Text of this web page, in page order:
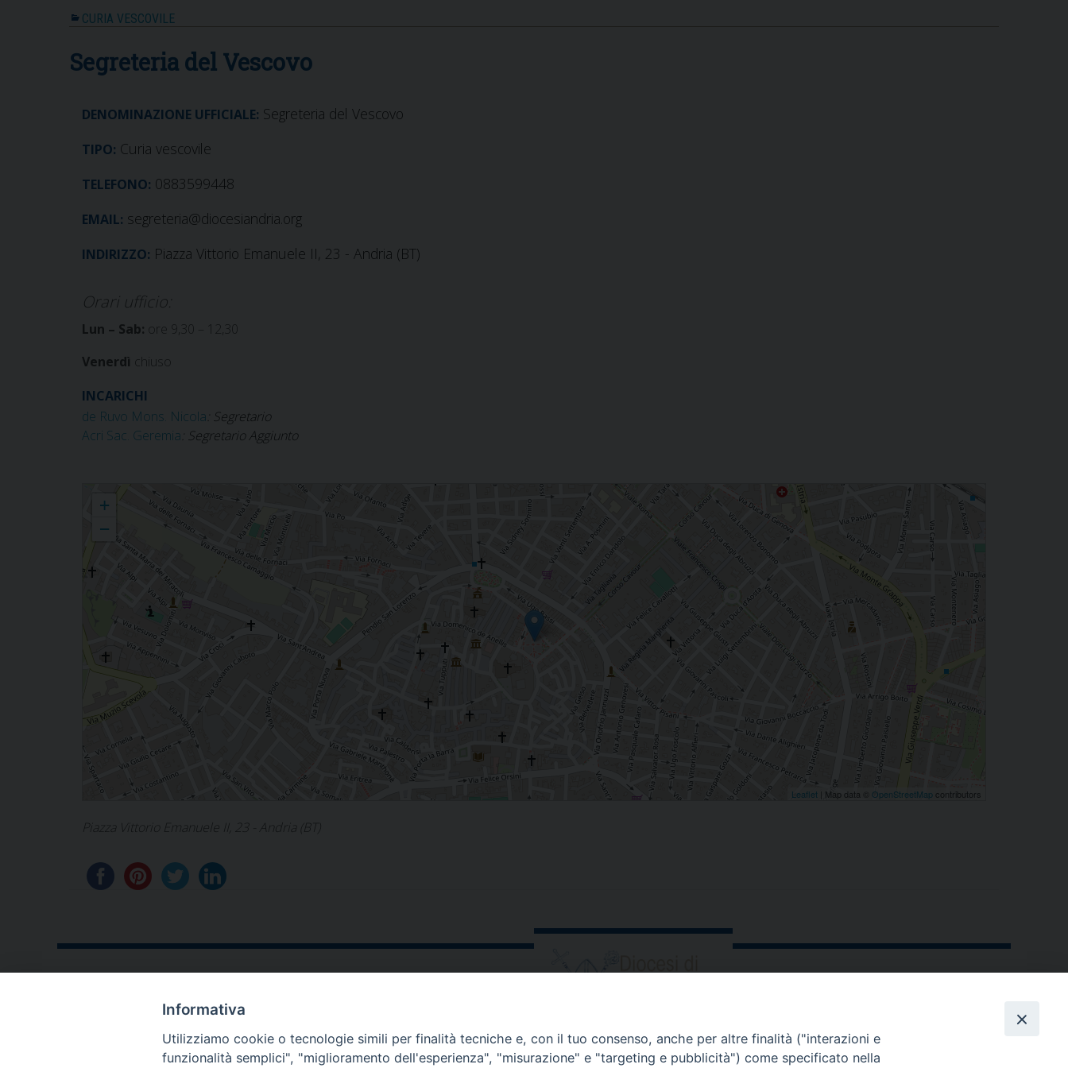
CURIA VESCOVILE
Segreteria del Vescovo
DENOMINAZIONE UFFICIALE: Segreteria del Vescovo
TIPO: Curia vescovile
TELEFONO: 0883599448
EMAIL: segreteria@diocesiandria.org
INDIRIZZO: Piazza Vittorio Emanuele II, 23 - Andria (BT)
Orari ufficio:
Lun – Sab: ore 9,30 – 12,30
Venerdì
chiuso
INCARICHI
de Ruvo Mons. Nicola : Segretario
Acri Sac. Geremia : Segretario Aggiunto
Segreteria del Vescovo
+
−
Leaflet | Map data © OpenStreetMap contributors
Piazza Vittorio Emanuele II, 23 - Andria (BT)
CONTATTI ORARIO E CALENDARI
Informativa
Utilizziamo cookie o tecnologie simili per finalità tecniche e, con il tuo consenso, anche per altre finalità ("interazioni e
funzionalità semplici", "miglioramento dell'esperienza", "misurazione" e "targeting e pubblicità") come specificato nella